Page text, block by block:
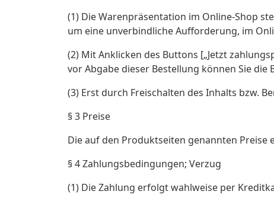
(1) Die Warenpräsentation im Online-Shop
um eine unverbindliche Aufforderung, im
(2) Mit Anklicken des Buttons [„Jetzt
vor Abgabe dieser Bestellung können Sie
(3) Erst durch Freischalten des Inhalts bzw.
§ 3 Preise
Die auf den Produktseiten genannten
§ 4 Zahlungsbedingungen; Verzug
(1) Die Zahlung erfolgt wahlweise per